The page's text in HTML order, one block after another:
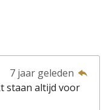
7 jaar geleden
staan altijd voor